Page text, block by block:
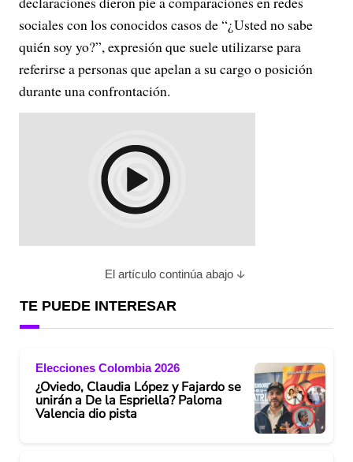
sociales con los conocidos casos de “¿Usted no sabe
quién soy yo?”, expresión que suele utilizarse para
referirse a personas que apelan a su cargo o posición
durante una confrontación.
El artículo continúa abajo
TE PUEDE INTERESAR
Elecciones Colombia 2026
¿Oviedo, Claudia López y Fajardo se
unirán a De la Espriella? Paloma
Valencia dio pista